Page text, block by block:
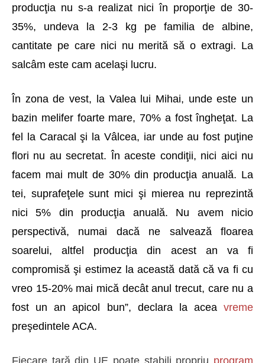
producţia nu s-a realizat nici în proporţie de 30-
35%, undeva la 2-3 kg pe familia de albine,
cantitate pe care nici nu merită să o extragi. La
salcâm este cam acelaşi lucru.
În zona de vest, la Valea lui Mihai, unde este un
bazin melifer foarte mare, 70% a fost îngheţat. La
fel la Caracal şi la Vâlcea, iar unde au fost puţine
flori nu au secretat. În aceste condiţii, nici aici nu
facem mai mult de 30% din producţia anuală. La
tei, suprafeţele sunt mici şi mierea nu reprezintă
nici 5% din producţia anuală. Nu avem nicio
perspectivă, numai dacă ne salvează floarea
soarelui, altfel producţia din acest an va fi
compromisă şi estimez la această dată că va fi cu
vreo 15-20% mai mică decât anul trecut, care nu a
fost un an apicol bun”, declara la acea vreme
preşedintele ACA.